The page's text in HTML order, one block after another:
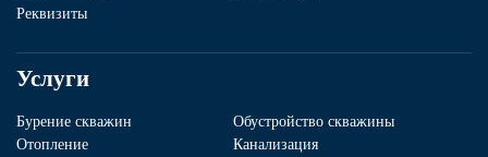
Реквизиты
Услуги
Бурение скважин
Обустройство скважины
Отопление
Канализация